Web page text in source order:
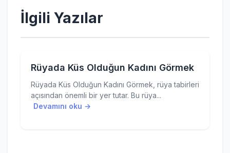
İlgili Yazılar
Rüyada Küs Olduğun Kadını Görmek
Rüyada Küs Olduğun Kadını Görmek, rüya tabirleri
açısından önemli bir yer tutar. Bu rüya...
Devamını oku →